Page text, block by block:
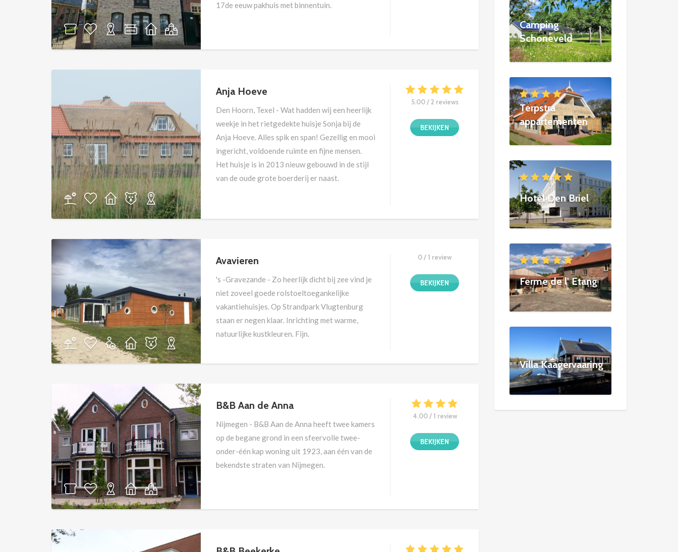
17de eeuw pakhuis met binnentuin.
Anja Hoeve
Den Hoorn, Texel - Wat hadden wij een heerlijk
weekje in het rietgedekte huisje Sonja bij de
Anja Hoeve. Alles spik en span! Gezellig en mooi
ingericht, voldoende ruimte en fijne mensen.
Het huisje is in 2013 nieuw gebouwd in de stijl
van de oude grote boerderij er naast.
5.00 / 2 reviews
BEKIJKEN
Avavieren
's -Gravezande - Zo heerlijk dicht bij zee vind je
niet zoveel goede rolstoeltoegankelijke
vakantiehuisjes. Op Strandpark Vlugtenburg
staan er negen klaar. Inrichting met warme,
natuurlijke kustkleuren. Fijn.
0 / 1 review
BEKIJKEN
B&B Aan de Anna
Nijmegen - B&B Aan de Anna heeft twee kamers
op de begane grond in een sfeervolle twee-
onder-één kap woning uit 1923, aan één van de
bekendste straten van Nijmegen.
4.00 / 1 review
BEKIJKEN
Camping
Schoneveld
Terpstra
appartementen
Hotel Den Briel
Ferme de l' Etang
Villa Kaagervaaring